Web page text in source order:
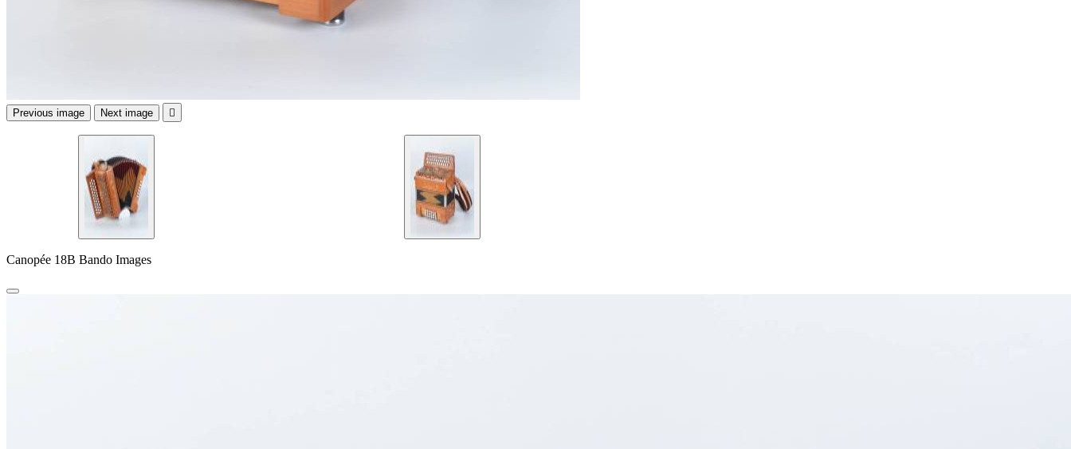
Previous image Next image 
Canopée 18B Bando Images